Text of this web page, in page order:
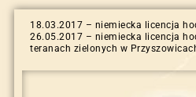
18.03.2017 – niemiecka licencja
26.05.2017 – niemiecka licencja
teranach zielonych w